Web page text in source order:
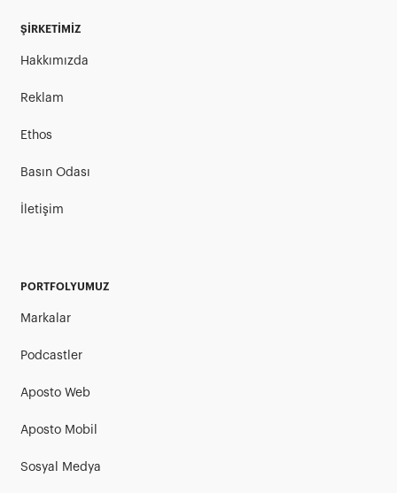
ŞİRKETİMİZ
Hakkımızda
Reklam
Ethos
Basın Odası
İletişim
PORTFOLYUMUZ
Markalar
Podcastler
Aposto Web
Aposto Mobil
Sosyal Medya